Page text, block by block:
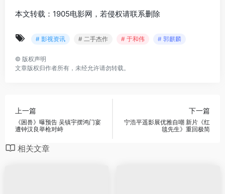
本文转载：1905电影网，若侵权请联系删除
# 影视资讯 # 二手杰作 # 于和伟 # 郭麒麟
© 版权声明
文章版权归作者所有，未经允许请勿转载。
上一篇
《困兽》曝预告 吴镇宇摆鸿门宴
遭钟汉良举枪对峙
下一篇
宁浩平遥影展优雅自嘲 新片《红
毯先生》重回极简
相关文章